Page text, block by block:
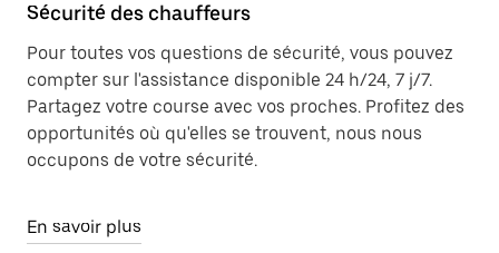
Sécurité des chauffeurs
Pour toutes vos questions de sécurité, vous pouvez
compter sur l'assistance disponible 24 h/24, 7 j/7.
Partagez votre course avec vos proches. Profitez des
opportunités où qu'elles se trouvent, nous nous
occupons de votre sécurité.
En savoir plus